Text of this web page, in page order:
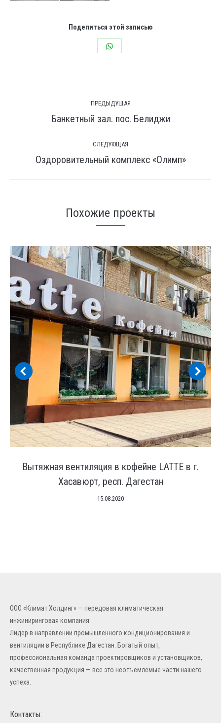
Поделиться этой записью
ПРЕДЫДУЩАЯ
Предыдущая
Банкетный зал. пос. Белиджи
СЛЕДУЮЩАЯ
След.
Оздоровительный комплекс «Олимп»
Похожие проекты
Вытяжная вентиляция в кофейне LATTE в г.
Хасавюрт, респ. Дагестан
15.08.2020
ООО «Климат Холдинг» — передовая климатическая
инжиниринговая компания.
Лидер в направлении промышленного кондиционирования и
вентиляции в Республике Дагестан. Богатый опыт,
профессиональная команда проектировщиков и установщиков,
качественная продукция — все это неотъемлемые части нашего
успеха.
Контакты: